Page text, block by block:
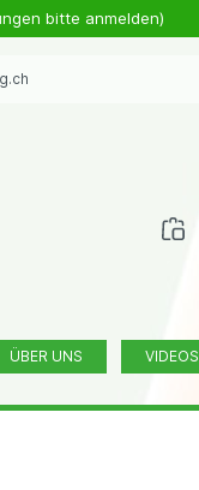
bitte anmelden)
ÜBER UNS VIDEOS